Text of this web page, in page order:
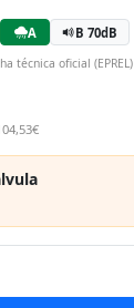
A B 70dB
técnica oficial (EPREL)